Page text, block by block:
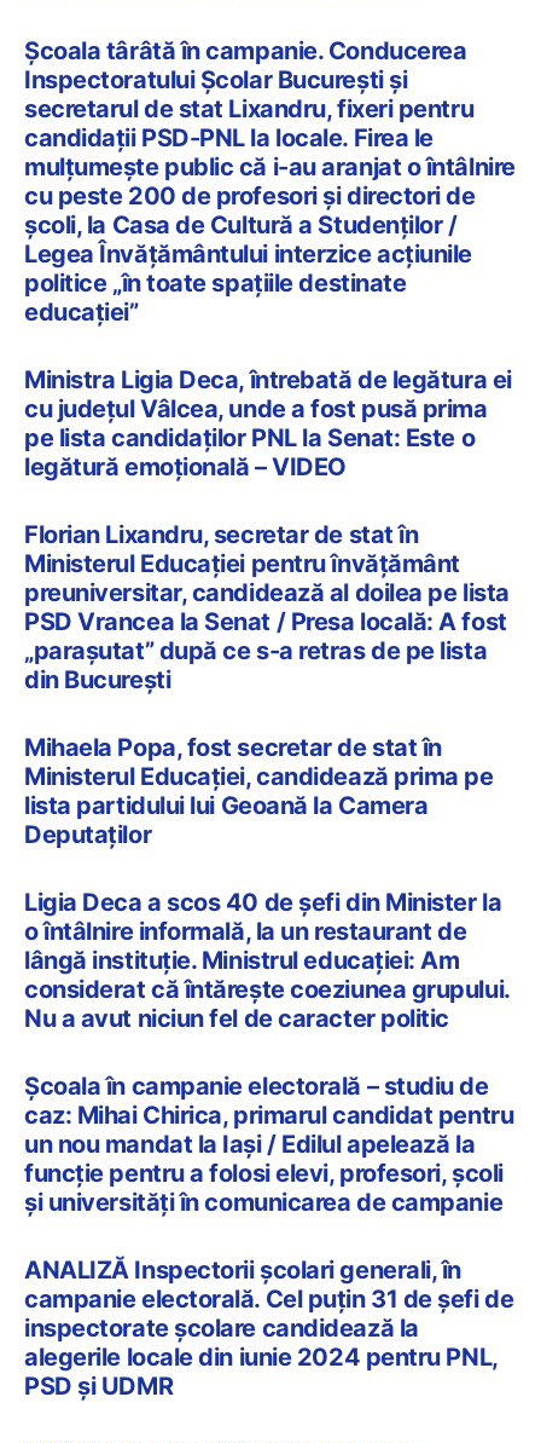
Școala târâtă în campanie. Conducerea
Inspectoratului Școlar București și
secretarul de stat Lixandru, fixeri pentru
candidații PSD-PNL la locale. Firea le
mulțumește public că i-au aranjat o întâlnire
cu peste 200 de profesori și directori de
școli, la Casa de Cultură a Studenților /
Legea Învățământului interzice acțiunile
politice „în toate spațiile destinate
educației”
Ministra Ligia Deca, întrebată de legătura ei
cu județul Vâlcea, unde a fost pusă prima
pe lista candidaților PNL la Senat: Este o
legătură emoțională – VIDEO
Florian Lixandru, secretar de stat în
Ministerul Educației pentru învățământ
preuniversitar, candidează al doilea pe lista
PSD Vrancea la Senat / Presa locală: A fost
„parașutat” după ce s-a retras de pe lista
din București
Mihaela Popa, fost secretar de stat în
Ministerul Educației, candidează prima pe
lista partidului lui Geoană la Camera
Deputaților
Ligia Deca a scos 40 de șefi din Minister la
o întâlnire informală, la un restaurant de
lângă instituție. Ministrul educației: Am
considerat că întărește coeziunea grupului.
Nu a avut niciun fel de caracter politic
Școala în campanie electorală – studiu de
caz: Mihai Chirica, primarul candidat pentru
un nou mandat la Iași / Edilul apelează la
funcție pentru a folosi elevi, profesori, școli
și universități în comunicarea de campanie
ANALIZĂ Inspectorii școlari generali, în
campanie electorală. Cel puțin 31 de șefi de
inspectorate școlare candidează la
alegerile locale din iunie 2024 pentru PNL,
PSD și UDMR